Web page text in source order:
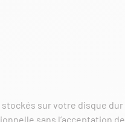
sur votre disque dur
sans l’acceptation de